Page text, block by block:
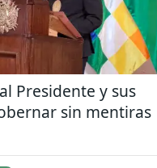
Presidente y sus
sin mentiras